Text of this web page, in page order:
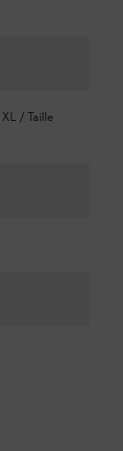
/ Taille